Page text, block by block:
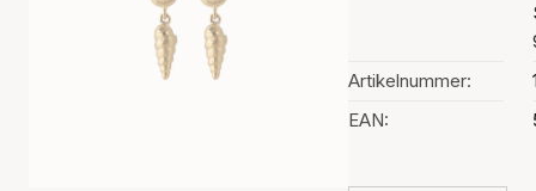
Artikelnummer:
EAN: